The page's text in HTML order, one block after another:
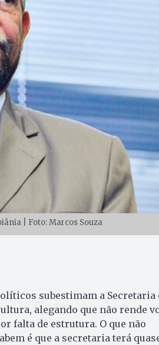
| Foto: Marcos Souza​
subestimam a Secretaria
alegando que não rende
falta de estrutura. O que não
é que a secretaria terá